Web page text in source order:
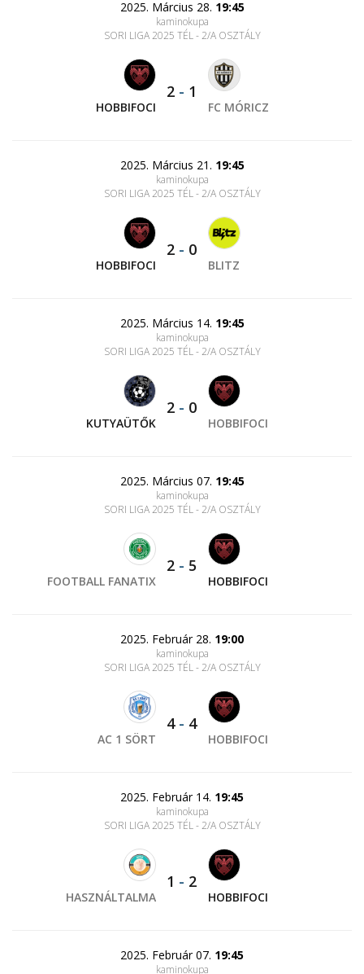
2025. Március 28. 19:45
kaminokupa
SORI LIGA 2025 TÉL - 2/A OSZTÁLY
HOBBIFOCI
2 - 1
FC MÓRICZ
2025. Március 21. 19:45
kaminokupa
SORI LIGA 2025 TÉL - 2/A OSZTÁLY
HOBBIFOCI
2 - 0
BLITZ
2025. Március 14. 19:45
kaminokupa
SORI LIGA 2025 TÉL - 2/A OSZTÁLY
KUTYAÜTŐK
2 - 0
HOBBIFOCI
2025. Március 07. 19:45
kaminokupa
SORI LIGA 2025 TÉL - 2/A OSZTÁLY
FOOTBALL FANATIX
2 - 5
HOBBIFOCI
2025. Február 28. 19:00
kaminokupa
SORI LIGA 2025 TÉL - 2/A OSZTÁLY
AC 1 SÖRT
4- 4
HOBBIFOCI
2025. Február 14. 19:45
kaminokupa
SORI LIGA 2025 TÉL - 2/A OSZTÁLY
HASZNÁLTALMA
1 - 2
HOBBIFOCI
2025. Február 07. 19:45
kaminokupa